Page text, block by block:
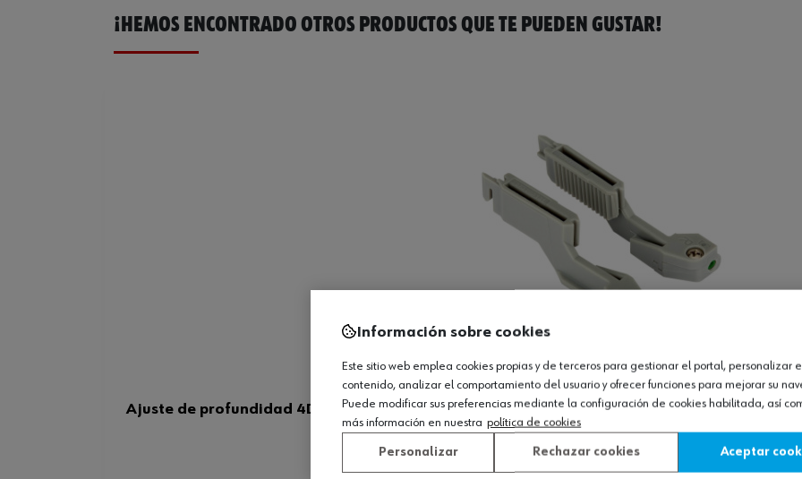
¡HEMOS ENCONTRADO OTROS PRODUCTOS QUE TE PUEDEN GUSTAR!
Ajuste de profundidad 4D
Información sobre cookies
Este sitio web emplea cookies propias y de terceros para gestionar el portal, personalizar
contenido, analizar el comportamiento del usuario y ofrecer funciones para mejorar su
Puede modificar sus preferencias mediante la configuración de cookies habilitada, así
más información en nuestra política de cookies
Personalizar Rechazar cookies Aceptar